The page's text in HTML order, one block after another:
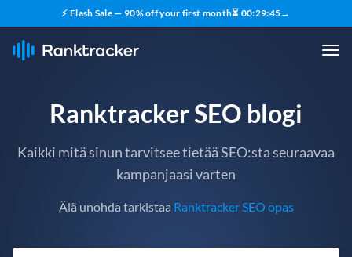
⚡ Flash Sale — 90% off your first month⏳ 00:29:44→
Ranktracker SEO blogi
Kaikki mitä sinun tarvitsee tietää SEO:sta seuraavaa
kampanjaasi varten
Älä unohda tarkistaa Ranktracker SEO opas